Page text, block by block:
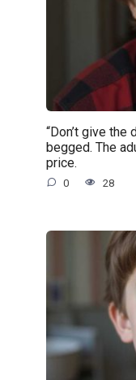
“Don’t give
begged. The
price.
0 28